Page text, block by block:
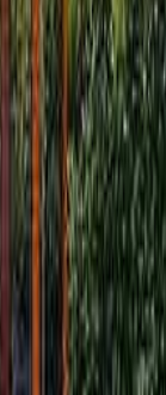
III 3400mm,
1945 mm,
libera): 2445 mm.
guidata): 2245
MQ35
Richiedi
GROUP per
III 3400mm,
1945 mm,
libera): 2445 mm.
2245
L'articolo MQ35
Richiedi
GROUP per